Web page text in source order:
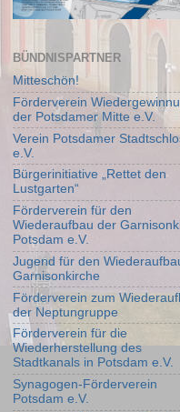
BÜNDNISPARTNER
Mitteschön!
Förderverein
der Potsdamer Mitte e.V.
Verein Potsdamer
e.V.
Bürgerinitiative „Rettet den
Lustgarten“
Förderverein für den
Wiederaufbau der
Potsdam e.V.
Jugend für den
Garnisonkirche
Förderverein zum
der Neptungruppe
Förderverein für die
Wiederherstellung des
Stadtkanals in Potsdam e.V.
Synagogen-Förderverein
Potsdam e.V.